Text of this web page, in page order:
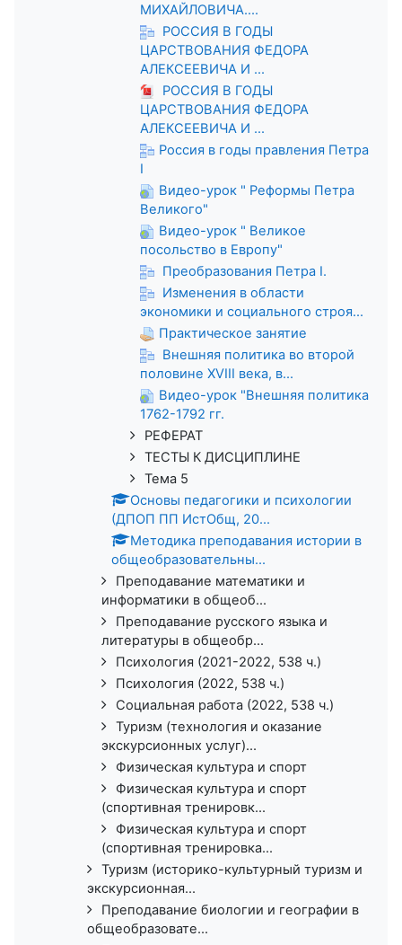
МИХАЙЛОВИЧА....
РОССИЯ В ГОДЫ
ЦАРСТВОВАНИЯ ФЕДОРА
АЛЕКСЕЕВИЧА И ...
РОССИЯ В ГОДЫ
ЦАРСТВОВАНИЯ ФЕДОРА
АЛЕКСЕЕВИЧА И ...
Россия в годы правления Петра
I
Видео-урок " Реформы Петра
Великого"
Видео-урок " Великое
посольство в Европу"
Преобразования Петра I.
Изменения в области
экономики и социального строя...
Практическое занятие
Внешняя политика во второй
половине XVIII века, в...
Видео-урок "Внешняя политика
1762-1792 гг.
РЕФЕРАТ
ТЕСТЫ К ДИСЦИПЛИНЕ
Тема 5
Основы педагогики и психологии
(ДПОП ПП ИстОбщ, 20...
Методика преподавания истории в
общеобразовательны...
Преподавание математики и
информатики в общеоб...
Преподавание русского языка и
литературы в общеобр...
Психология (2021-2022, 538 ч.)
Психология (2022, 538 ч.)
Социальная работа (2022, 538 ч.)
Туризм (технология и оказание
экскурсионных услуг)...
Физическая культура и спорт
Физическая культура и спорт
(спортивная тренировк...
Физическая культура и спорт
(спортивная тренировка...
Туризм (историко-культурный туризм и
экскурсионная...
Преподавание биологии и географии в
общеобразовате...